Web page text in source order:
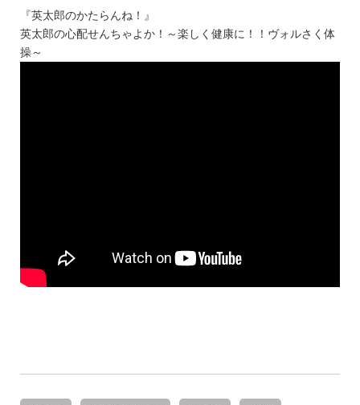
『英太郎のかたらんね！』
英太郎の心配せんちゃよか！～楽しく健康に！！ヴォルさく体
操～